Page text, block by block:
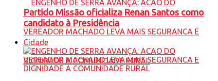
Partido Missão oficializa Renan Santos como
candidato à Presidência
Cidade